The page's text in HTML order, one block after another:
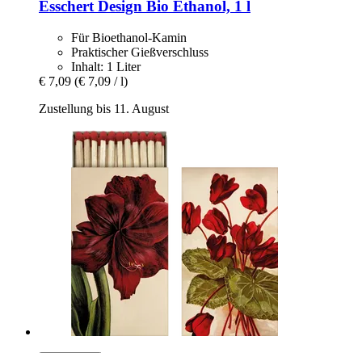
Esschert Design Bio Ethanol, 1 l
Für Bioethanol-Kamin
Praktischer Gießverschluss
Inhalt: 1 Liter
€ 7,09 (€ 7,09 / l)
Zustellung bis 11. August